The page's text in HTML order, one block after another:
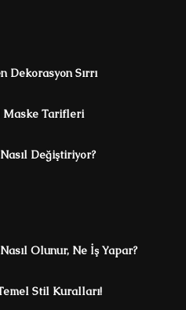
Dekorasyon Sırrı
Maske Tarifleri
Değiştiriyor?
Olunur, Ne İş Yapar?
Stil Kuralları!